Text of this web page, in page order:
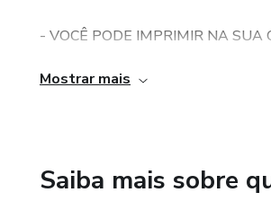
- VOCÊ PODE IMPRIMIR NA SUA
- QUALQUER IMPRESSORA
- BAIXO CUSTO
Mostrar mais
Saiba mais sobre